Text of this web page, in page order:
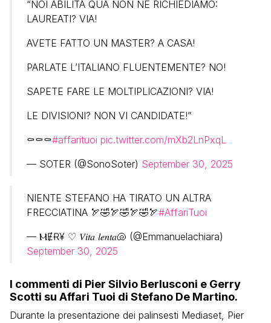
“NOI ABILITÀ QUA NON NE RICHIEDIAMO:
LAUREATI? VIA!
AVETE FATTO UN MASTER? A CASA!
PARLATE L’ITALIANO FLUENTEMENTE? NO!
SAPETE FARE LE MOLTIPLICAZIONI? VIA!
LE DIVISIONI? NON VI CANDIDATE!”
⚰️⚰️⚰️#affarituoi pic.twitter.com/mXb2LnPxqL
— SOTER (@SonoSoter) September 30, 2025
NIENTE STEFANO HA TIRATO UN ALTRA
FRECCIATINA 🏹🤣🏹🤣🏹🤣🏹#AffariTuoi
— ⲘɆɌ¥ ♡ 𝑉𝑖𝑡𝑎 𝑙𝑒𝑛𝑡𝑎🐚 (@Emmanuelachiara)
September 30, 2025
I commenti di Pier Silvio Berlusconi e Gerry
Scotti su Affari Tuoi di Stefano De Martino.
Durante la presentazione dei palinsesti Mediaset, Pier